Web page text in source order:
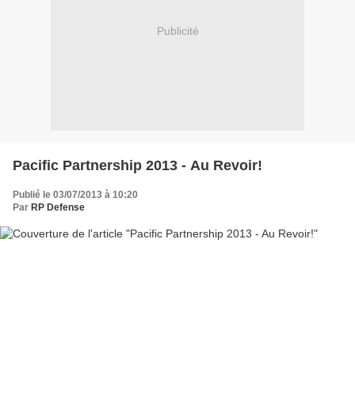
Publicité
Pacific Partnership 2013 - Au Revoir!
Publié le 03/07/2013 à 10:20
Par RP Defense